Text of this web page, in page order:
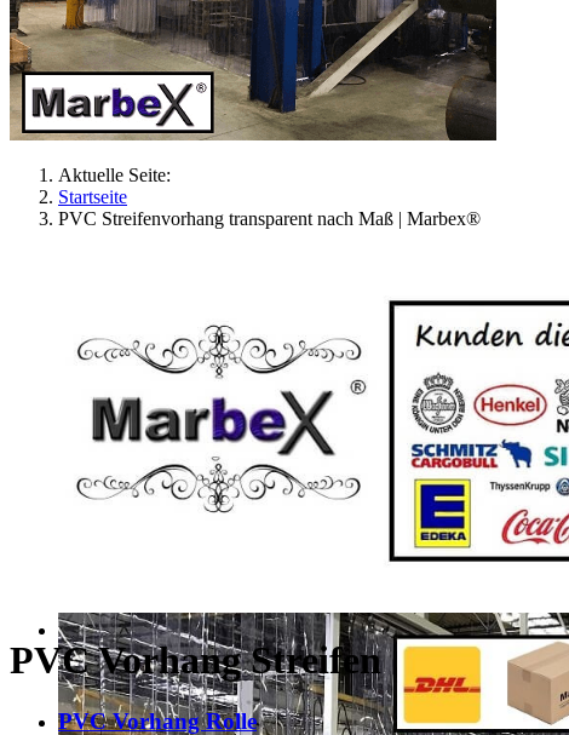
Aktuelle Seite:
Startseite
PVC Streifenvorhang transparent nach Maß | Marbex®
PVC Vorhang Streifen
PVC Vorhang Rolle